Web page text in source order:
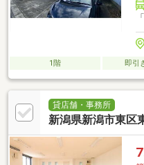
1階 即引
貸店舗・事務所
新潟県新潟市東区